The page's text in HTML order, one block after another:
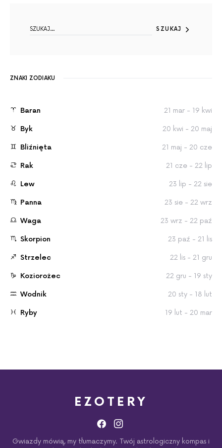
SZUKAJ
ZNAKI ZODIAKU
Baran 21 mar - 19 kwi
Byk 20 kwi - 20 maj
Bliźnięta 21 maj - 20 cze
Rak 21 cze - 22 lip
Lew 23 lip - 22 sie
Panna 23 sie - 22 wrz
Waga 23 wrz - 22 paź
Skorpion 23 paź - 21 lis
Strzelec 22 lis - 21 gru
Koziorożec 22 gru - 19 sty
Wodnik 20 sty - 18 lut
Ryby 19 lut - 20 mar
EZOTERY
Gwiazdy mówią, my tłumaczymy. Twój astrologiczny kompas i